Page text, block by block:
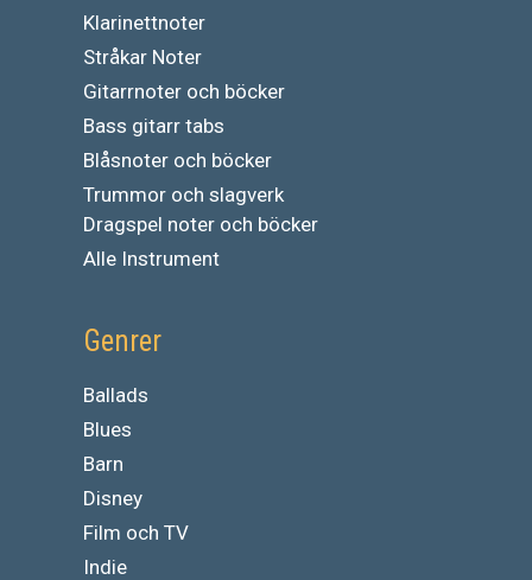
Klarinettnoter
Stråkar Noter
Gitarrnoter och böcker
Bass gitarr tabs
Blåsnoter och böcker
Trummor och slagverk
Dragspel noter och böcker
Alle Instrument
Genrer
Ballads
Blues
Barn
Disney
Film och TV
Indie